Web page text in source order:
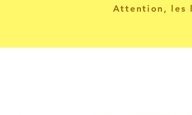
Attention, les